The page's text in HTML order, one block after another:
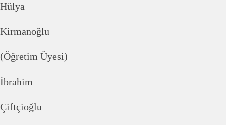
Hülya
Kirmanoğlu
(Öğretim Üyesi)
İbrahim
Çiftçioğlu